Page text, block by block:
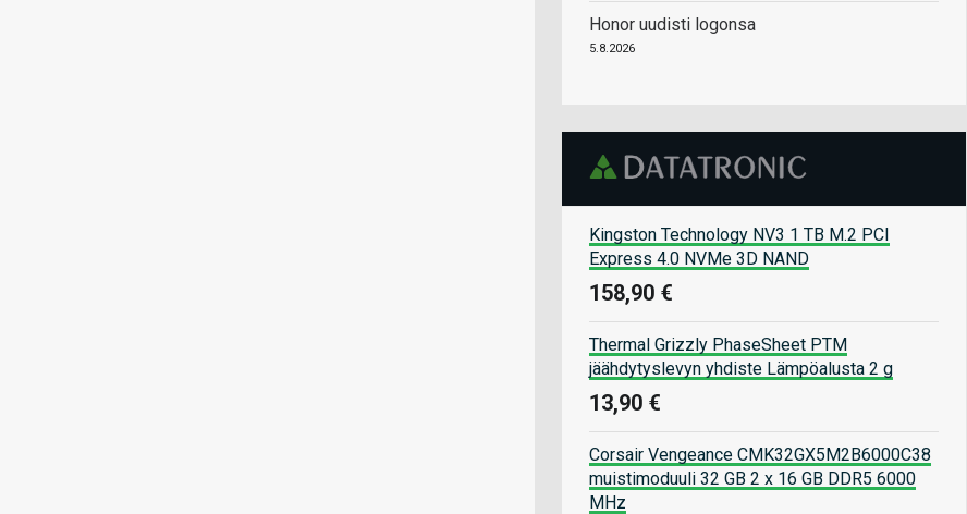
Honor uudisti logonsa
5.8.2026
Kingston Technology NV3 1 TB M.2 PCI
Express 4.0 NVMe 3D NAND
158,90 €
Thermal Grizzly PhaseSheet PTM
jäähdytyslevyn yhdiste Lämpöalusta 2 g
13,90 €
Corsair Vengeance CMK32GX5M2B6000C38
muistimoduuli 32 GB 2 x 16 GB DDR5 6000
MHz